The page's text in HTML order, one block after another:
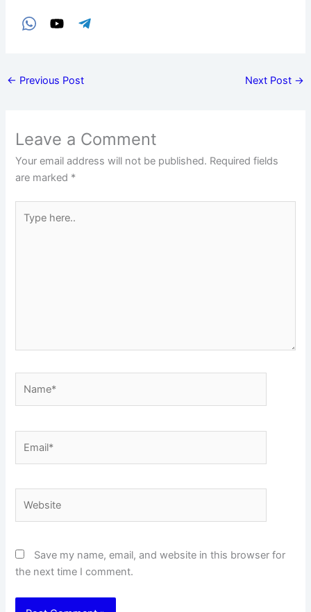
← Previous Post Next Post →
Leave a Comment
Your email address will not be published. Required fields
are marked *
here..
Save my name, email, and website in this browser for
the next time I comment.